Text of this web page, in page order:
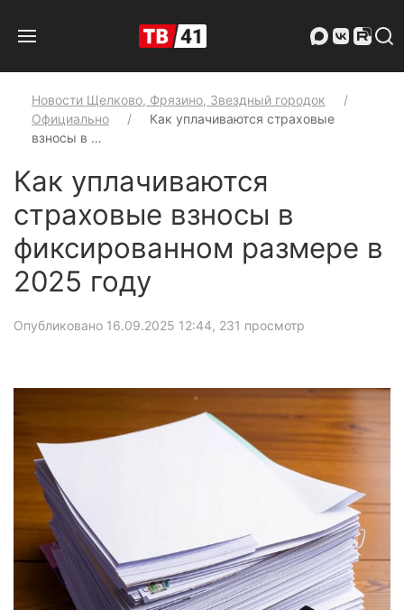
Новости Щелково, Фрязино, Звездный городок
Официально
Как уплачиваются страховые
взносы в …
Как уплачиваются
страховые взносы в
фиксированном размере в
2025 году
Опубликовано 16.09.2025 12:44, 231 просмотр